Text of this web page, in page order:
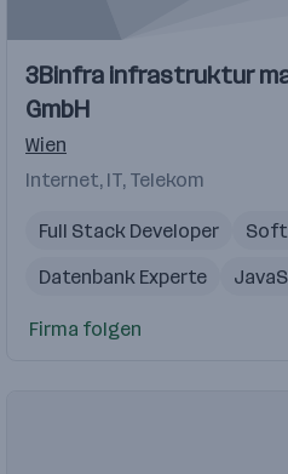
3Binfra infrastruktur
GmbH
Wien
Internet, IT, Telekom
Full Stack Developer
Datenbank Experte
Datenbank Entwickler
Firma folgen